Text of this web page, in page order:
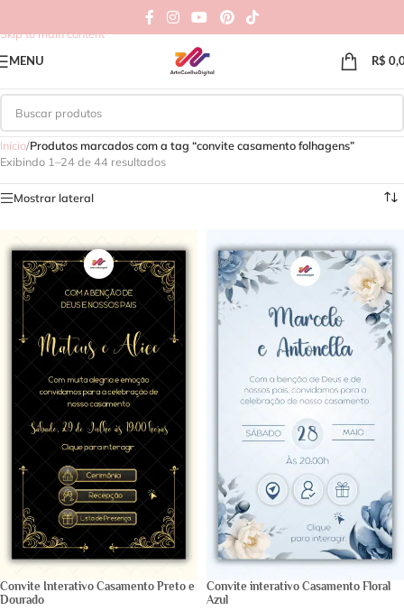
Skip to main content
MENU R$
Início/Produtos marcados com a tag “convite casamento folhagens”
Exibindo 1–24 de 44 resultados
Mostrar lateral
Convite Interativo Casamento Preto e
Dourado
Convite interativo Casamento Floral
Azul